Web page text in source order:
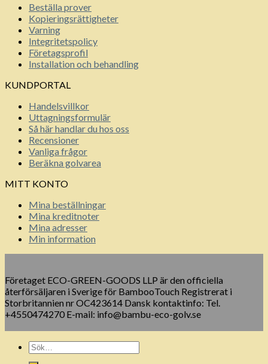
Beställa prover
Kopieringsrättigheter
Varning
Integritetspolicy
Företagsprofil
Installation och behandling
KUNDPORTAL
Handelsvillkor
Uttagningsformulär
Så här handlar du hos oss
Recensioner
Vanliga frågor
Beräkna golvarea
MITT KONTO
Mina beställningar
Mina kreditnoter
Mina adresser
Min information
Företaget ECO-GREEN-GOODS LLP är den officiella
återförsäljaren i Sverige för BambooTouch Registrerat i
Storbritannien nr OC423614 Dansk kontaktinfo: Tel.
+4550474270 E-mail: info@bambu-eco-golv.se